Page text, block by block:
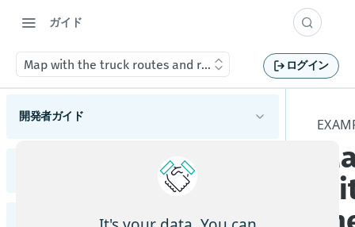
ガイド
Map with the truck routes and road restrictionsログイン
開発者ガイド
サポートされているブラウザーとプラットフォ
HERE Maps API for Javascriptの使用を開始する